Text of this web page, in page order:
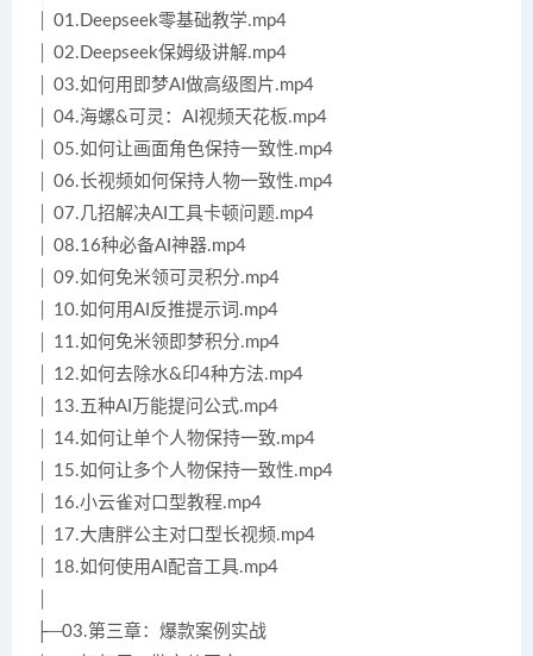
│ 01.Deepseek零基础教学.mp4
│ 02.Deepseek保姆级讲解.mp4
│ 03.如何用即梦AI做高级图片.mp4
│ 04.海螺&可灵：AI视频天花板.mp4
│ 05.如何让画面角色保持一致性.mp4
│ 06.长视频如何保持人物一致性.mp4
│ 07.几招解决AI工具卡顿问题.mp4
│ 08.16种必备AI神器.mp4
│ 09.如何免米领可灵积分.mp4
│ 10.如何用AI反推提示词.mp4
│ 11.如何免米领即梦积分.mp4
│ 12.如何去除水&印4种方法.mp4
│ 13.五种AI万能提问公式.mp4
│ 14.如何让单个人物保持一致.mp4
│ 15.如何让多个人物保持一致性.mp4
│ 16.小云雀对口型教程.mp4
│ 17.大唐胖公主对口型长视频.mp4
│ 18.如何使用AI配音工具.mp4
├─03.第三章：爆款案例实战